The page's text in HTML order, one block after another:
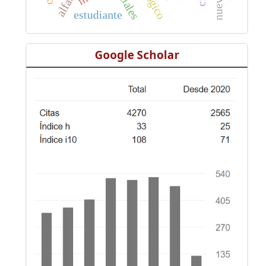
estudiante
Google Scholar